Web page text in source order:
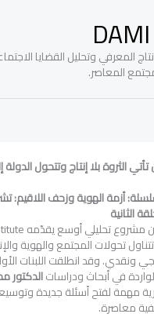
المعرفي وتحليل القضايا
المعاصر.
تأتي الثروة بلا إنتاج وتتحول
أزمة الهوية وزحف اللاقيم:
الثانية
تحولات المجتمع والهوية
وقد انطلقت اللبنات
في أبحاث ودراساتالدكتور
مهمة لفتح أسئلة جديدة
معاصرة.